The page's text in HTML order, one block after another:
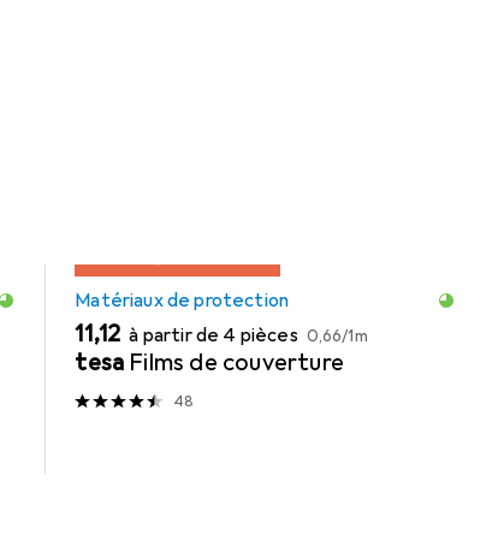
Matériaux de protection
EUR
11,12 à partir de 4 pièces EUR
0,66/1m
tesa Films de couverture
48